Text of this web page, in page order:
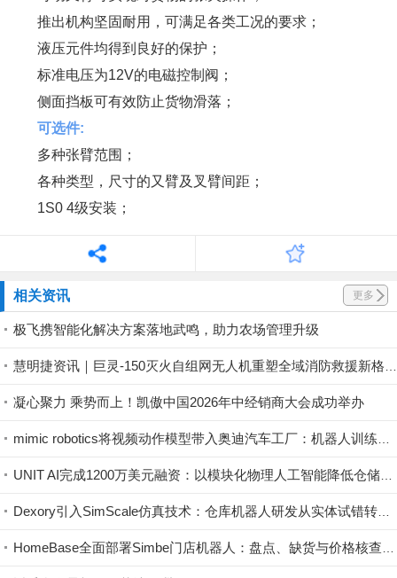
推出机构坚固耐用，可满足各类工况的要求；
液压元件均得到良好的保护；
标准电压为12V的电磁控制阀；
侧面挡板可有效防止货物滑落；
可选件:
多种张臂范围；
各种类型，尺寸的又臂及叉臂间距；
1S0 4级安装；
相关资讯 更多
极飞携智能化解决方案落地武鸣，助力农场管理升级
凝心聚力 乘势而上！凯傲中国2026年中经销商大会成功举办